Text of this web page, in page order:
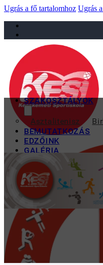
Ugrás a fő tartalomhoz Ugrás
sportiskola@juniorsportkft.hu
SZAKOSZTÁLYOK
Asztalitenisz
BEMUTATKOZÁS
EDZŐINK
GALÉRIA
TAO
KAPCSOLAT